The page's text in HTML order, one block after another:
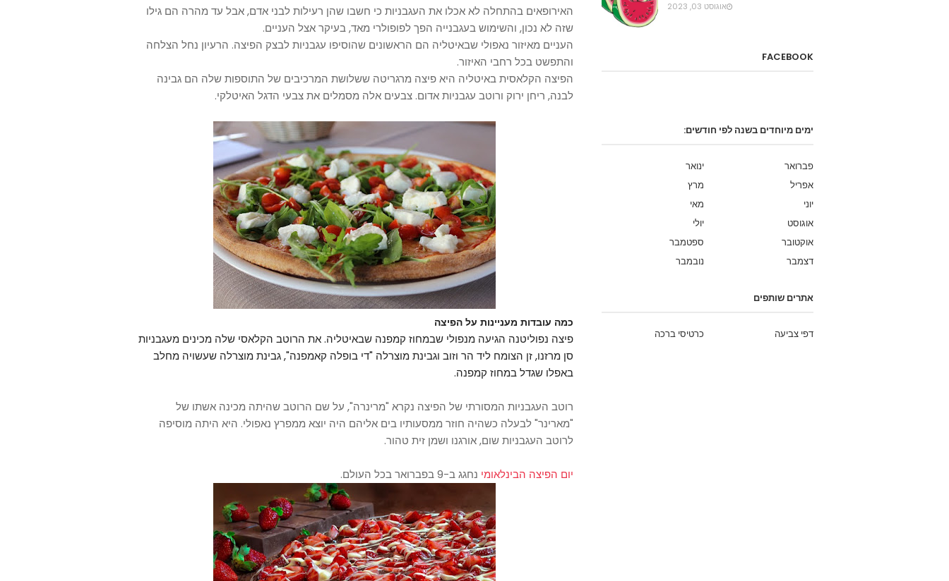
האירופאים בהתחלה לא אכלו את העגבניות כי חשבו שהן רעילות לבני אדם, אבל עד מהרה הם גילו
שזה לא נכון, והשימוש בעגבנייה הפך לפופולרי מאד, בעיקר אצל העניים.
העניים מאיזור נאפולי שבאיטליה הם הראשונים שהוסיפו עגבניות לבצק הפיצה. הרעיון נחל הצלחה
והתפשט בכל רחבי האיזור.
הפיצה הקלאסית באיטליה היא פיצה מרגריטה ששלושת המרכיבים של התוספות שלה הם גבינה
לבנה, ריחן ירוק ורוטב עגבניות אדום. צבעים אלה מסמלים את צבעי הדגל האיטלקי.
כמה עובדות מעניינות על הפיצה
פיצה נפוליטנה הגיעה מנפולי שבמחוז קמפנה שבאיטליה. את הרוטב הקלאסי שלה מכינים מעגבניות
סן מרזנו, זן הצומח ליד הר וזוב וגבינת מוצרלה "די בופלה קאמפנה", גבינת מוצרלה שעשויה מחלב
באפלו שגדל במחוז קמפנה.
רוטב העגבניות המסורתי של הפיצה נקרא "מרינרה", על שם הרוטב שהיתה מכינה אשתו של
"מארינר" לבעלה כשהיה חוזר ממסעותיו בים אליהם היה יוצא ממפרץ נאפולי. היא היתה מוסיפה
לרוטב העגבניות שום, אורגנו ושמן זית טהור.
יום הפיצה הבינלאומי נחגג ב-9 בפברואר בכל העולם.
אוגוסט 03, 2023
FACEBOOK
ימים מיוחדים בשנה לפי חודשים:
ינואר
פברואר
מרץ
אפריל
מאי
יוני
יולי
אוגוסט
ספטמבר
אוקטובר
נובמבר
דצמבר
אתרים שותפים
כרטיסי ברכה דפי צביעה